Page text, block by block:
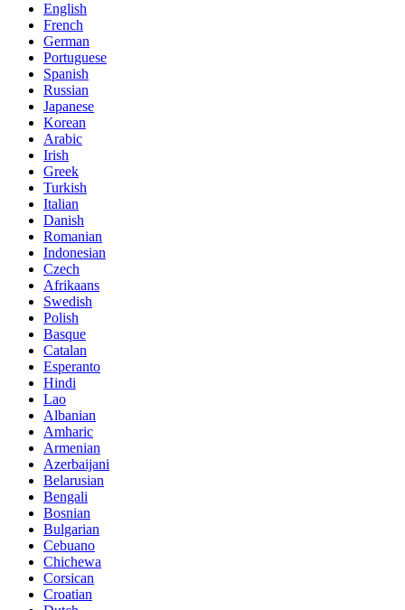
English
French
German
Portuguese
Spanish
Russian
Japanese
Korean
Arabic
Irish
Greek
Turkish
Italian
Danish
Romanian
Indonesian
Czech
Afrikaans
Swedish
Polish
Basque
Catalan
Esperanto
Hindi
Lao
Albanian
Amharic
Armenian
Azerbaijani
Belarusian
Bengali
Bosnian
Bulgarian
Cebuano
Chichewa
Corsican
Croatian